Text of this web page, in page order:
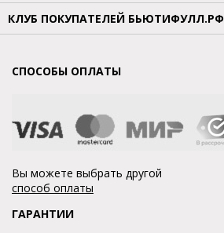
КЛУБ ПОКУПАТЕЛЕЙ БЬЮТИФУЛЛ.РФ
СПОСОБЫ ОПЛАТЫ
Вы можете выбрать другой
способ оплаты
ГАРАНТИИ